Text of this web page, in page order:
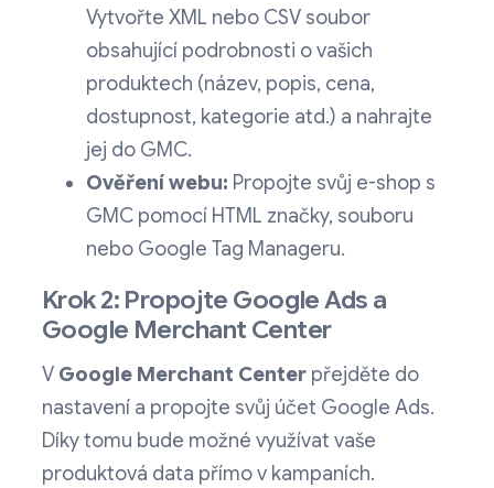
Vytvořte XML nebo CSV soubor
obsahující podrobnosti o vašich
produktech (název, popis, cena,
dostupnost, kategorie atd.) a nahrajte
jej do GMC.
Ověření webu: Propojte svůj e-shop s
GMC pomocí HTML značky, souboru
nebo Google Tag Manageru.
Krok 2: Propojte Google Ads a
Google Merchant Center
V Google Merchant Center přejděte do
nastavení a propojte svůj účet Google Ads.
Díky tomu bude možné využívat vaše
produktová data přímo v kampaních.